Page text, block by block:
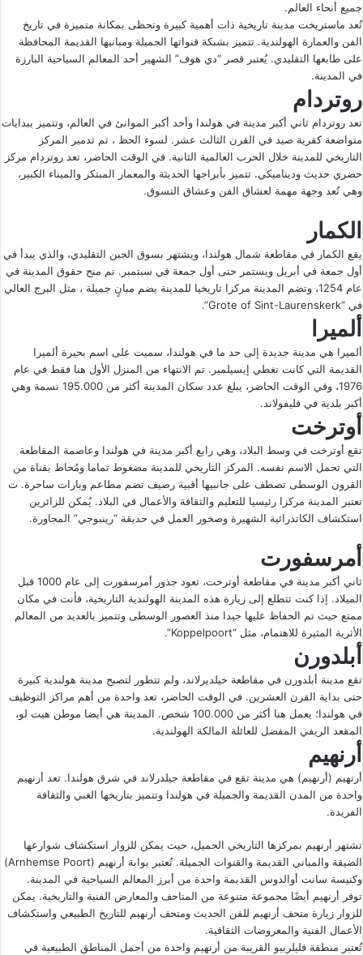
جميع أنحاء العالم.
تُعد ماستريخت مدينة تاريخية ذات أهمية كبيرة وتحظى بمكانة متميزة في تاريخ
الفن والعمارة الهولندية. تتميز بشبكة قنواتها الجميلة ومبانيها القديمة المحافظة
على طابعها التقليدي. يُعتبر قصر “دي هوف” الشهير أحد المعالم السياحية البارزة
في المدينة.
روتردام
تعد روتردام ثاني أكبر مدينة في هولندا وأحد أكبر الموانئ في العالم، وتتميز ببدايات
متواضعة كقرية صيد في القرن الثالث عشر. لسوء الحظ ، تم تدمير المركز
التاريخي للمدينة خلال الحرب العالمية الثانية. في الوقت الحاضر، تعد روتردام مركز
حضري حديث وديناميكي. تتميز بأبراجها الحديثة والمعمار المبتكر والميناء الكبير،
وهي تُعد وجهة مهمة لعشاق الفن وعشاق التسوق.
الكمار
يقع الكمار في مقاطعة شمال هولندا، ويشتهر بسوق الجبن التقليدي، والذي يبدأ في
أول جمعة في أبريل ويستمر حتى أول جمعة في سبتمبر. تم منح حقوق المدينة في
عام 1254، وتضم المدينة مركزا تاريخيا للمدينة يضم مبانٍ جميلة ، مثل البرج العالي
في “Grote of Sint-Laurenskerk”.
ألميرا
ألميرا هي مدينة جديدة إلى حد ما في هولندا، سميت على اسم بحيرة ألميرا
القديمة التي كانت تغطي إيسيلمير. تم الانتهاء من المنزل الأول هنا فقط في عام
1976، وفي الوقت الحاضر، يبلغ عدد سكان المدينة أكثر من 195.000 نسمة وهي
أكبر بلدية في فليفولاند.
أوترخت
تقع أوترخت في وسط البلاد، وهي رابع أكبر مدينة في هولندا وعاصمة المقاطعة
التي تحمل الاسم نفسه. المركز التاريخي للمدينة مضغوط تماما ومُحاط بقناة من
القرون الوسطى تصطف على جانبيها أقبية رصيف تضم مطاعم وبارات ساحرة. ت
تعتبر المدينة مركزا رئيسيا للتعليم والثقافة والأعمال في البلاد. يُمكن للزائرين
استكشاف الكاتدرائية الشهيرة وصخور العمل في حديقة “رينبوجي” المجاورة.
أمرسفورت
ثاني أكبر مدينة في مقاطعة أوترخت، تعود جذور أمرسفورت إلى عام 1000 قبل
الميلاد. إذا كنت تتطلع إلى زيارة هذه المدينة الهولندية التاريخية، فأنت في مكان
ممتع حيث تم الحفاظ عليها جيدا منذ العصور الوسطى وتتميز بالعديد من المعالم
الأثرية المثيرة للاهتمام، مثل “Koppelpoort”.
أبلدورن
تقع مدينة أبلدورن في مقاطعة خيلديرلاند، ولم تتطور لتصبح مدينة هولندية كبيرة
حتى بداية القرن العشرين. في الوقت الحاضر، تعد واحدة من أهم مراكز التوظيف
في هولندا؛ يعمل هنا أكثر من 100.000 شخص. المدينة هي أيضا موطن هيت لو،
المقعد الريفي المفضل للعائلة المالكة الهولندية.
أرنهيم
أرنهيم (أرنهيم) هي مدينة تقع في مقاطعة جيلدرلاند في شرق هولندا. تعد أرنهيم
واحدة من المدن القديمة والجميلة في هولندا وتتميز بتاريخها الغني والثقافة
الفريدة.
تشتهر أرنهيم بمركزها التاريخي الجميل، حيث يمكن للزوار استكشاف شوارعها
الضيقة والمباني القديمة والقنوات الجميلة. تُعتبر بوابة أرنهيم (Arnhemse Poort)
وكنيسة سانت أوالدوس القديمة واحدة من أبرز المعالم السياحية في المدينة.
توفر أرنهيم أيضًا مجموعة متنوعة من المتاحف والمعارض الفنية والتاريخية. يمكن
للزوار زيارة متحف أرنهيم للفن الحديث ومتحف أرنهيم للتاريخ الطبيعي واستكشاف
الأعمال الفنية والمعروضات الثقافية.
تُعتبر منطقة فليلربيو القريبة من أرنهيم واحدة من أجمل المناطق الطبيعية في